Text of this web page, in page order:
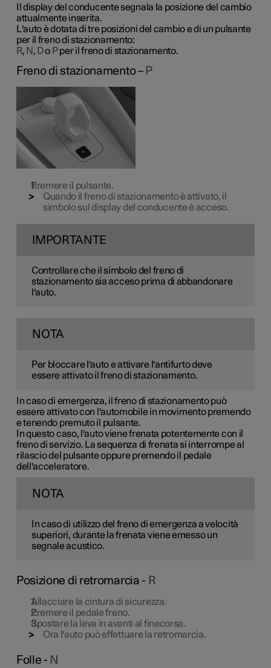
Il display del conducente segnala la posizione del cambio
attualmente inserita.
L'auto è dotata di tre posizioni del cambio e di un pulsante
per il freno di stazionamento:
R, N, Do Pper il freno di stazionamento.
Freno di stazionamento – P
Premere il pulsante.
Quando il freno di stazionamento è attivato, il
simbolo sul display del conducente è acceso.
IMPORTANTE
Controllare che il simbolo del freno di
stazionamento sia acceso prima di abbandonare
l'auto.
NOTA
Per bloccare l'auto e attivare l'antifurto deve
essere attivato il freno di stazionamento.
In caso di emergenza, il freno di stazionamento può
essere attivato con l'automobile in movimento premendo
e tenendo premuto il pulsante.
In questo caso, l'auto viene frenata potentemente con il
freno di servizio. La sequenza di frenata si interrompe al
rilascio del pulsante oppure premendo il pedale
dell'acceleratore.
NOTA
In caso di utilizzo del freno di emergenza a velocità
superiori, durante la frenata viene emesso un
segnale acustico.
Posizione di retromarcia - R
Allacciare la cintura di sicurezza.
Premere il pedale freno.
Spostare la leva in avanti al finecorsa.
Ora l'auto può effettuare la retromarcia.
Folle - N